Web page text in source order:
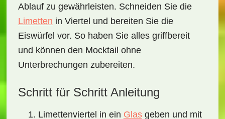
Ablauf zu gewährleisten. Schneiden Sie die
Limetten in Viertel und bereiten Sie die
Eiswürfel vor. So haben Sie alles griffbereit
und können den Mocktail ohne
Unterbrechungen zubereiten.
Schritt für Schritt Anleitung
Limettenviertel in ein Glasgeben und mit